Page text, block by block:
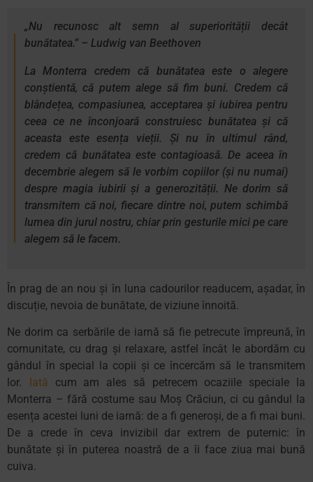
„Nu recunosc alt semn al superiorității decât
bunătatea.” – Ludwig van Beethoven
La Monterra credem că bunătatea este o alegere
conștientă, că putem alege să fim buni. Credem că
blândețea, compasiunea, acceptarea și iubirea pentru
ceea ce ne înconjoară construiesc bunătatea și că
aceasta este esența vieții. Și nu în ultimul rând,
credem că bunătatea este contagioasă. De aceea în
decembrie alegem să le vorbim copiilor (și nu numai)
despre magia iubirii și a generozității. Ne dorim să
transmitem că noi, fiecare dintre noi, putem schimbă
lumea din jurul nostru, chiar prin gesturile mici pe care
alegem să le facem.
În prag de an nou și în luna cadourilor readucem, așadar, în
discuție, nevoia de bunătate, de viziune înnoită.
Ne dorim ca serbările de iarnă să fie petrecute împreună, în
comunitate, cu drag și relaxare, astfel încât le abordăm cu
gândul în special la copii și ce încercăm să le transmitem
lor. Iată cum am ales să petrecem ocaziile speciale la
Monterra – fără costume sau Moș Crăciun, ci cu gândul la
esența acestei luni de iarnă: de a fi generoși, de a fi mai buni.
De a crede în ceva invizibil dar extrem de puternic: în
bunătate șiîn puterea noastră de a îi face ziua mai bună
cuiva.